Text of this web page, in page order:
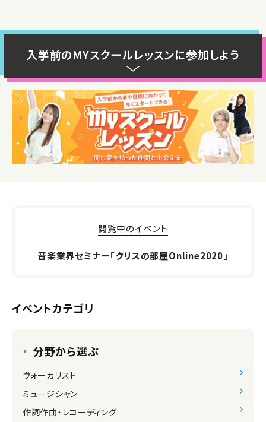
入学前のMYスクールレッスンに参加しよう
閲覧中のイベント
音楽業界セミナー「クリスの部屋Online2020」
イベントカテゴリ
分野から選ぶ
ヴォーカリスト
ミュージシャン
作詞作曲・レコーディング